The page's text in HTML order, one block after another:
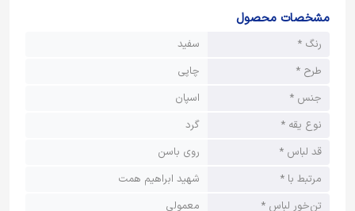
مشخصات محصول
رنگ *
سفید
طرح *
چاپی
جنس *
اسپان
نوع یقه *
گرد
قد لباس *
روی باسن
مرتبط با *
شهید ابراهیم همت
تن‌خور لباس *
معمولی